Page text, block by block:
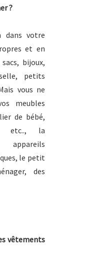
?
votre
et en
bijoux,
petits
vous ne
meubles
de bébé,
etc.., la
le petit
des
vêtements